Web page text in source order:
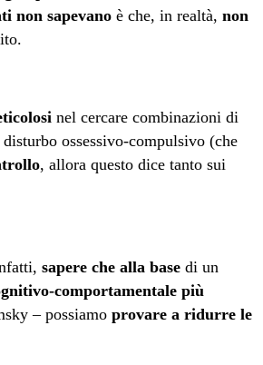
non sapevano è che, in realtà, non
nel cercare combinazioni di
ossessivo-compulsivo (che
, allora questo dice tanto sui
sapere che alla base di un
comportamentale più
– possiamo provare a ridurre le